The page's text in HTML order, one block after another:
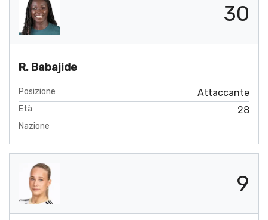
30
R. Babajide
Posizione Attaccante
Età 28
Nazione
9